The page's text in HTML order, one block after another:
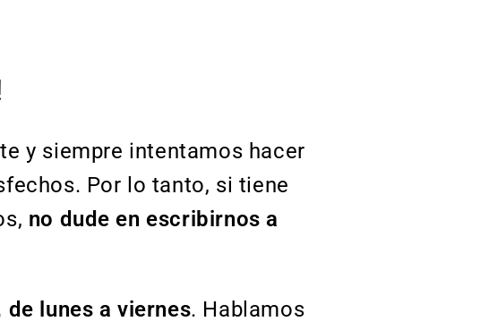
y siempre intentamos hacer
Por lo tanto, si tiene
no dude en escribirnos a
lunes a viernes. Hablamos